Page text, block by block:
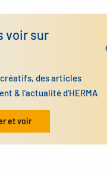
voir sur
des articles
& l’actualité d’HERMA
et voir